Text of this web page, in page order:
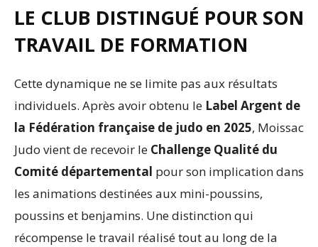
LE CLUB DISTINGUÉ POUR SON
TRAVAIL DE FORMATION
Cette dynamique ne se limite pas aux résultats
individuels. Après avoir obtenu le Label Argent de
la Fédération française de judo en 2025, Moissac
Judo vient de recevoir le Challenge Qualité du
Comité départemental pour son implication dans
les animations destinées aux mini-poussins,
poussins et benjamins. Une distinction qui
récompense le travail réalisé tout au long de la